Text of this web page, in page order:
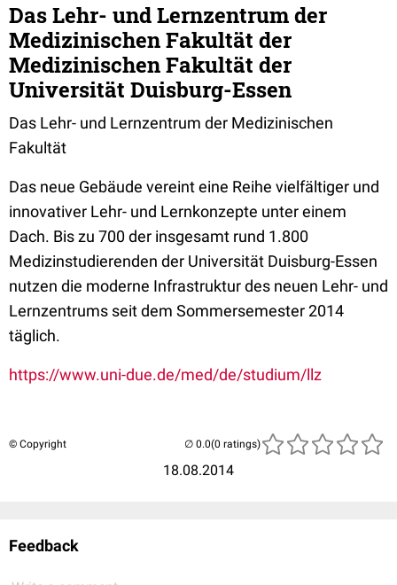
Das Lehr- und Lernzentrum der
Medizinischen Fakultät der
Medizinischen Fakultät der
Universität Duisburg-Essen
Das Lehr- und Lernzentrum der Medizinischen
Fakultät
Das neue Gebäude vereint eine Reihe vielfältiger und
innovativer Lehr- und Lernkonzepte unter einem
Dach. Bis zu 700 der insgesamt rund 1.800
Medizinstudierenden der Universität Duisburg-Essen
nutzen die moderne Infrastruktur des neuen Lehr- und
Lernzentrums seit dem Sommersemester 2014
täglich.
https://www.uni-due.de/med/de/studium/llz
© Copyright
18.08.2014
(0 ratings)
Feedback